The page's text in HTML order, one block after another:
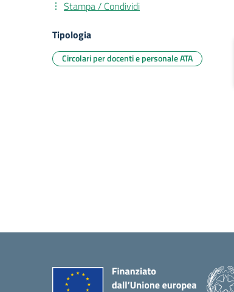
Stampa / Condividi
Tipologia
Circolari per docenti e personale ATA